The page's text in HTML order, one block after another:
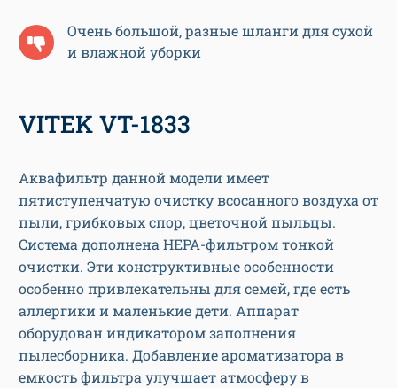
Очень большой, разные шланги для сухой
и влажной уборки
VITEK VT-1833
Аквафильтр данной модели имеет
пятиступенчатую очистку всосанного воздуха от
пыли, грибковых спор, цветочной пыльцы.
Система дополнена HEPA-фильтром тонкой
очистки. Эти конструктивные особенности
особенно привлекательны для семей, где есть
аллергики и маленькие дети. Аппарат
оборудован индикатором заполнения
пылесборника. Добавление ароматизатора в
емкость фильтра улучшает атмосферу в